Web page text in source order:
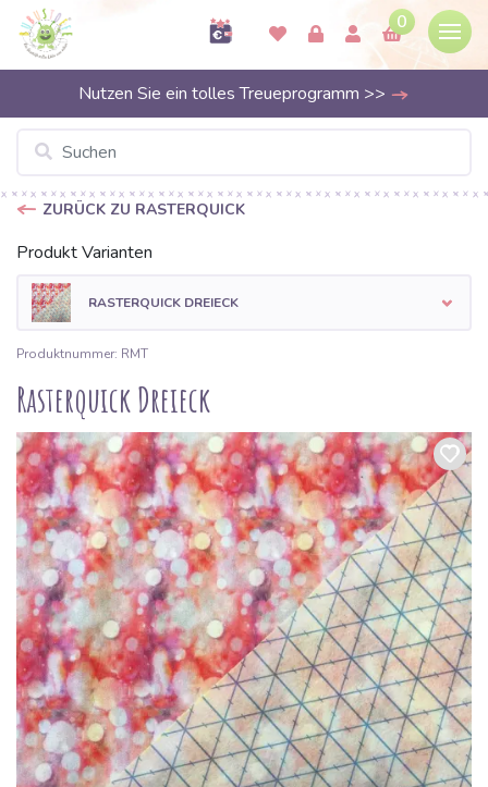
0
Nutzen Sie ein tolles Treueprogramm >>
ZURÜCK ZU RASTERQUICK
Produkt Varianten
RASTERQUICK DREIECK
Produktnummer: RMT
Rasterquick Dreieck